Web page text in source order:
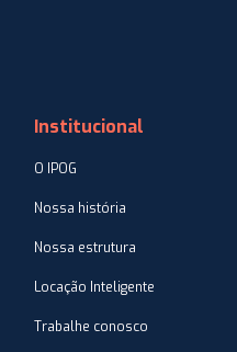
Institucional
O IPOG
Nossa história
Nossa estrutura
Locação Inteligente
Trabalhe conosco